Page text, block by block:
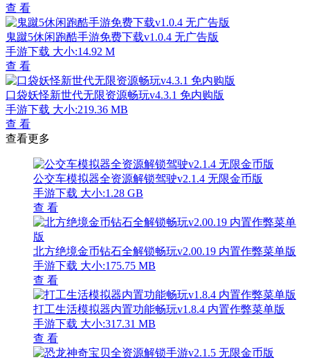
查 看
鬼蹴5休闲跑酷手游免费下载v1.0.4 无广告版
手游下载 大小:14.92 M
查 看
口袋妖怪新世代无限资源畅玩v4.3.1 免内购版
手游下载 大小:219.36 MB
查 看
查看更多
公交车模拟器全资源解锁驾驶v2.1.4 无限金币版
手游下载 大小:1.28 GB
查 看
北方绝境金币钻石全解锁畅玩v2.00.19 内置作弊菜单版
手游下载 大小:175.75 MB
查 看
打工生活模拟器内置功能畅玩v1.8.4 内置作弊菜单版
手游下载 大小:317.31 MB
查 看